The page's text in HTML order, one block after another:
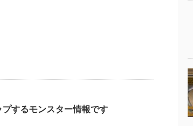
するモンスター情報です